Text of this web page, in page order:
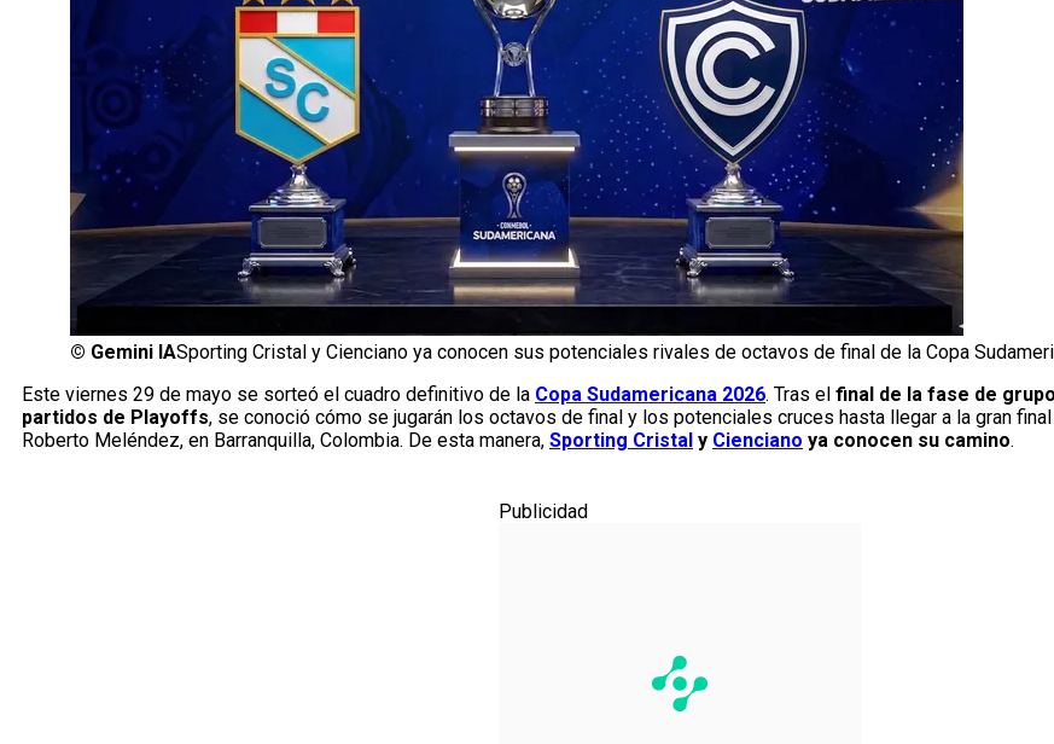
© Gemini IASporting Cristal y Cienciano ya conocen sus potenciales rivales de octavos de final de la Copa
Este viernes 29 de mayo se sorteó el cuadro definitivo de la Copa Sudamericana 2026. Tras el final de la fase de
partidos de Playoffs, se conoció cómo se jugarán los octavos de final y los potenciales cruces hasta llegar a la gran
Roberto Meléndez, en Barranquilla, Colombia. De esta manera, Sporting Cristal y Cienciano ya conocen su camino.
Publicidad